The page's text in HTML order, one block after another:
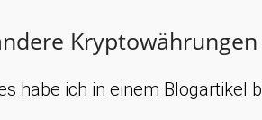
habe ich in einem Blogartikel